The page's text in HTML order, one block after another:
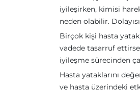
iyileşirken, kimisi
neden olabilir.
Birçok kişi hasta
vadede tasarruf
iyileşme sürecinden
Hasta yataklarını
ve hasta üzerindeki